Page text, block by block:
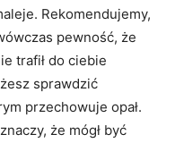
Rekomendujemy,
pewność, że
trafił do ciebie
sprawdzić
przechowuje opał.
że mógł być